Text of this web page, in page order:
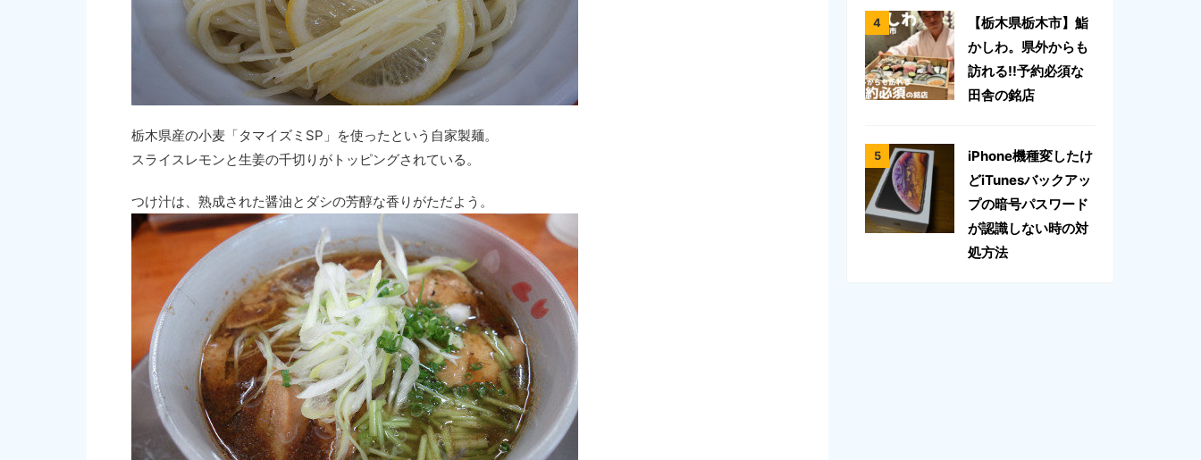
栃木県産の小麦「タマイズミSP」を使ったという自家製麺。
スライスレモンと生姜の千切りがトッピングされている。
つけ汁は、熟成された醤油とダシの芳醇な香りがただよう。
【栃木県栃木市】鮨
かしわ。県外からも
訪れる!!予約必須な
田舎の銘店
iPhone機種変したけ
どiTunesバックアッ
プの暗号パスワード
が認識しない時の対
処方法